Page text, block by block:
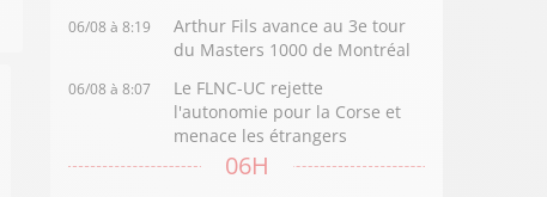
06/08 à 8:19
Arthur Fils avance au 3e tour
du Masters 1000 de Montréal
06/08 à 8:07
Le FLNC-UC rejette
l'autonomie pour la Corse et
menace les étrangers
06H